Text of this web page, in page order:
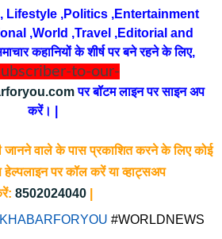
Lifestyle ,Politics ,Entertainment
,World ,Travel ,Editorial and
कहानियों के शीर्ष पर बने रहने के लिए,
to-our-
पर बॉटम लाइन पर साइन अप
करें। |
वाले के पास प्रकाशित करने के लिए कोई
हेल्पलाइन पर कॉल करें या व्हाट्सअप
8502024040
#WORLDNEWS